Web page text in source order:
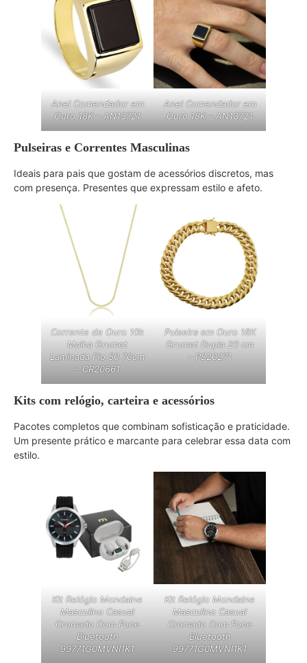
Anel Comendador em
Ouro 18K – AN13721
Anel Comendador em
Ouro 18K – AN13721
Pulseiras e Correntes Masculinas
Ideais para pais que gostam de acessórios discretos, mas
com presença. Presentes que expressam estilo e afeto.
Corrente de Ouro 10k
Malha Grumet
Laminada Fio 50 70cm
– CR20661
Pulseira em Ouro 18K
Grumet Dupla 20 cm
– PS20271
Kits com relógio, carteira e acessórios
Pacotes completos que combinam sofisticação e praticidade.
Um presente prático e marcante para celebrar essa data com
estilo.
Kit Relógio Mondaine
Masculino Casual
Cromado Com Fone
Bluetooth
99771G0MVNI1K1
Kit Relógio Mondaine
Masculino Casual
Cromado Com Fone
Bluetooth
99771G0MVNI1K1